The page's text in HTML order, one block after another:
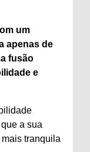
um
apenas de
fusão
e
a sua
tranquila